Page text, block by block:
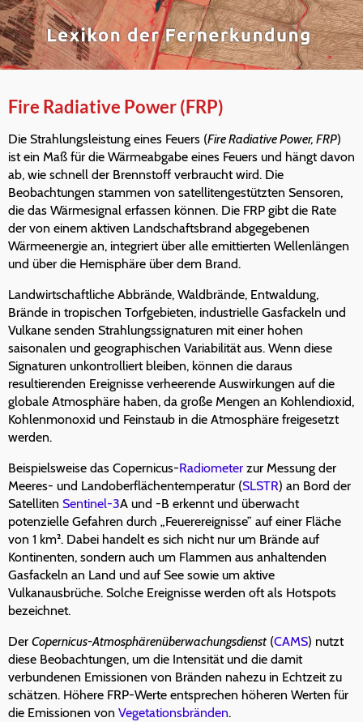
Fire Radiative Power (FRP)
Die Strahlungsleistung eines Feuers (Fire Radiative Power, FRP)
ist ein Maß für die Wärmeabgabe eines Feuers und hängt davon
ab, wie schnell der Brennstoff verbraucht wird. Die
Beobachtungen stammen von satellitengestützten Sensoren,
die das Wärmesignal erfassen können. Die FRP gibt die Rate
der von einem aktiven Landschaftsbrand abgegebenen
Wärmeenergie an, integriert über alle emittierten Wellenlängen
und über die Hemisphäre über dem Brand.
Landwirtschaftliche Abbrände, Waldbrände, Entwaldung,
Brände in tropischen Torfgebieten, industrielle Gasfackeln und
Vulkane senden Strahlungssignaturen mit einer hohen
saisonalen und geographischen Variabilität aus. Wenn diese
Signaturen unkontrolliert bleiben, können die daraus
resultierenden Ereignisse verheerende Auswirkungen auf die
globale Atmosphäre haben, da große Mengen an Kohlendioxid,
Kohlenmonoxid und Feinstaub in die Atmosphäre freigesetzt
werden.
Beispielsweise das Copernicus-Radiometer zur Messung der
Meeres- und Landoberflächentemperatur (SLSTR) an Bord der
Satelliten Sentinel-3A und -B erkennt und überwacht
potenzielle Gefahren durch „Feuerereignisse” auf einer Fläche
von 1 km². Dabei handelt es sich nicht nur um Brände auf
Kontinenten, sondern auch um Flammen aus anhaltenden
Gasfackeln an Land und auf See sowie um aktive
Vulkanausbrüche. Solche Ereignisse werden oft als Hotspots
bezeichnet.
Der Copernicus-Atmosphärenüberwachungsdienst (CAMS) nutzt
diese Beobachtungen, um die Intensität und die damit
verbundenen Emissionen von Bränden nahezu in Echtzeit zu
schätzen. Höhere FRP-Werte entsprechen höheren Werten für
die Emissionen von Vegetationsbränden.